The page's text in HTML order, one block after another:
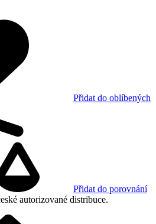
Přidat do oblíbených
Přidat do porovnání
autorizované distribuce.